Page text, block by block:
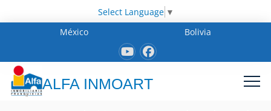
Select Language ▼
México
Bolivia
ALFA INMOART